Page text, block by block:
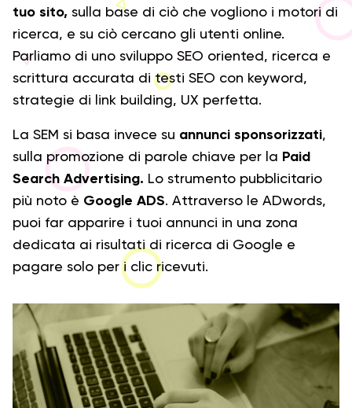
tuo sito, sulla base di ciò che vogliono i motori di
ricerca, e su ciò cercano gli utenti online.
Parliamo di uno sviluppo SEO oriented, ricerca e
scrittura accurata di testi SEO con keyword,
strategie di link building, UX perfetta.
La SEM si basa invece su annunci sponsorizzati,
sulla promozione di parole chiave per la Paid
Search Advertising. Lo strumento pubblicitario
più noto è Google ADS. Attraverso le ADwords,
puoi far apparire i tuoi annunci in una zona
dedicata ai risultati di ricerca di Google e
pagare solo per i clic ricevuti.